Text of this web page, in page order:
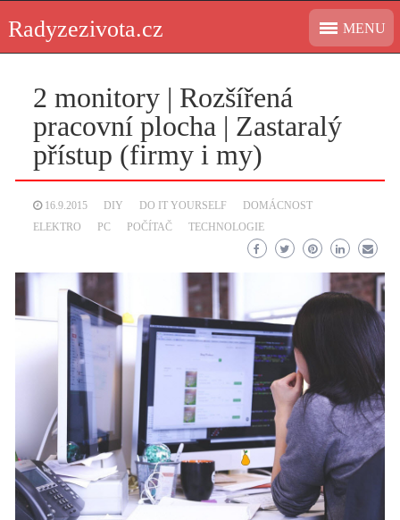
content
Radyzezivota.cz MENU
2 monitory | Rozšířená
pracovní plocha | Zastaralý
přístup (firmy i my)
16.9.2015 DIY DO IT YOURSELF
DOMÁCNOST
ELEKTRO
PC POČÍTAČ TECHNOLOGIE